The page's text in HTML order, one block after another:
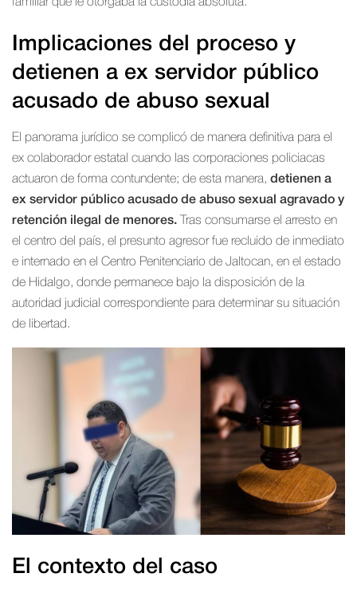
Implicaciones del proceso y
detienen a ex servidor público
acusado de abuso sexual
El panorama jurídico se complicó de manera definitiva para el
ex colaborador estatal cuando las corporaciones policiacas
actuaron de forma contundente; de esta manera, detienen a
ex servidor público acusado de abuso sexual agravado y
retención ilegal de menores.
Tras consumarse el arresto en
el centro del país, el presunto agresor fue recluido de inmediato
e internado en el Centro Penitenciario de Jaltocan, en el estado
de Hidalgo, donde permanece bajo la disposición de la
autoridad judicial correspondiente para determinar su situación
de libertad.
El contexto del caso